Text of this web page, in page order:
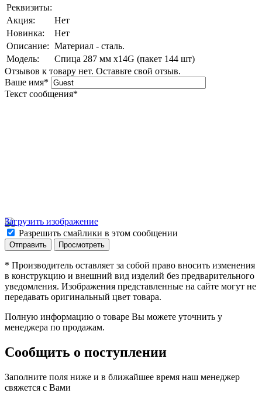
Реквизиты:
Акция:
Нет
Новинка:
Нет
Описание: Материал - сталь.
Модель:
Спица 287 мм х14G (пакет 144 шт)
Отзывов к товару нет. Оставьте свой отзыв.
Ваше имя*
Текст сообщения*
Загрузить изображение
Разрешить смайлики в этом сообщении
* Производитель оставляет за собой право вносить изменения
в конструкцию и внешний вид изделий без предварительного
уведомления. Изображения представленные на сайте могут не
передавать оригинальный цвет товара.
Полную информацию о товаре Вы можете уточнить у
менеджера по продажам.
Сообщить о поступлении
Заполните поля ниже и в ближайшее время наш менеджер
свяжется с Вами